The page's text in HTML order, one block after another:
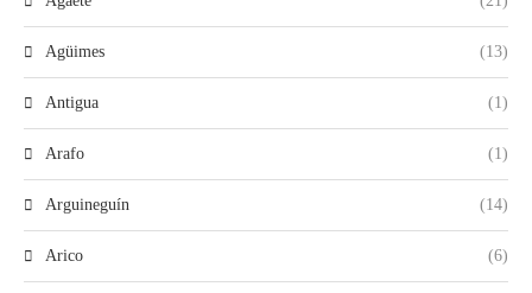
Agüimes (13)
Antigua (1)
Arafo (1)
Arguineguín (14)
Arico (6)